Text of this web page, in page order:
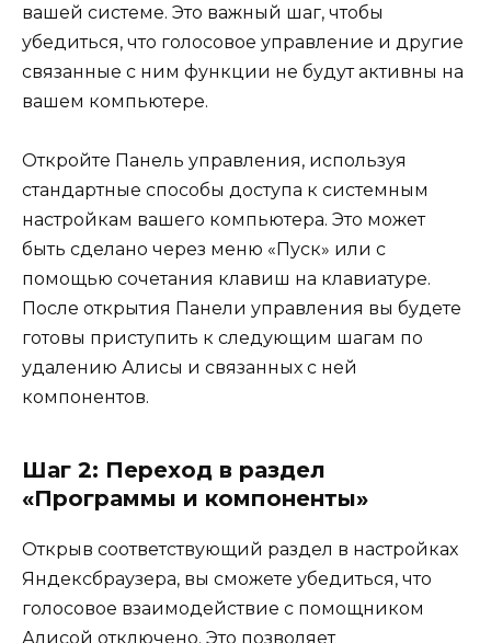
вашей системе. Это важный шаг, чтобы
убедиться, что голосовое управление и другие
связанные с ним функции не будут активны на
вашем компьютере.
Откройте Панель управления, используя
стандартные способы доступа к системным
настройкам вашего компьютера. Это может
быть сделано через меню «Пуск» или с
помощью сочетания клавиш на клавиатуре.
После открытия Панели управления вы будете
готовы приступить к следующим шагам по
удалению Алисы и связанных с ней
компонентов.
Шаг 2: Переход в раздел
«Программы и компоненты»
Открыв соответствующий раздел в настройках
Яндексбраузера, вы сможете убедиться, что
голосовое взаимодействие с помощником
Алисой отключено. Это позволяет